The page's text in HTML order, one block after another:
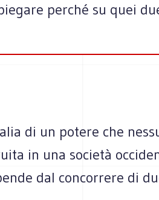
perché su quei
di un potere che
in una società
dal concorrere di